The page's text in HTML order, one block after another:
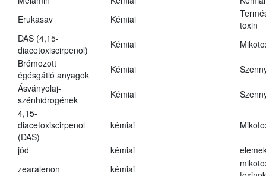
Erukasav
Kémiai
toxin
DAS (4,15-
diacetoxiscirpenol)
Kémiai
Brómozott
égésgátló anyagok
Kémiai
Ásványolaj-
szénhidrogének
Kémiai
4,15-
diacetoxiscirpenol
(DAS)
kémiai
jód kémiai
zearalenon
kémiai